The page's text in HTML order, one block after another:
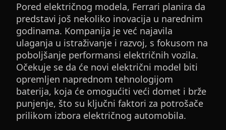
Pored električnog modela, Ferrari planira da
predstavi još nekoliko inovacija u narednim
godinama. Kompanija je već najavila
ulaganja u istraživanje i razvoj, s fokusom na
poboljšanje performansi električnih vozila.
Očekuje se da će novi električni model biti
opremljen naprednom tehnologijom
baterija, koja će omogućiti veći domet i brže
punjenje, što su ključni faktori za potrošače
prilikom izbora električnog automobila.